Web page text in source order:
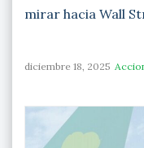
mirar hacia Wall
diciembre 18, 2025